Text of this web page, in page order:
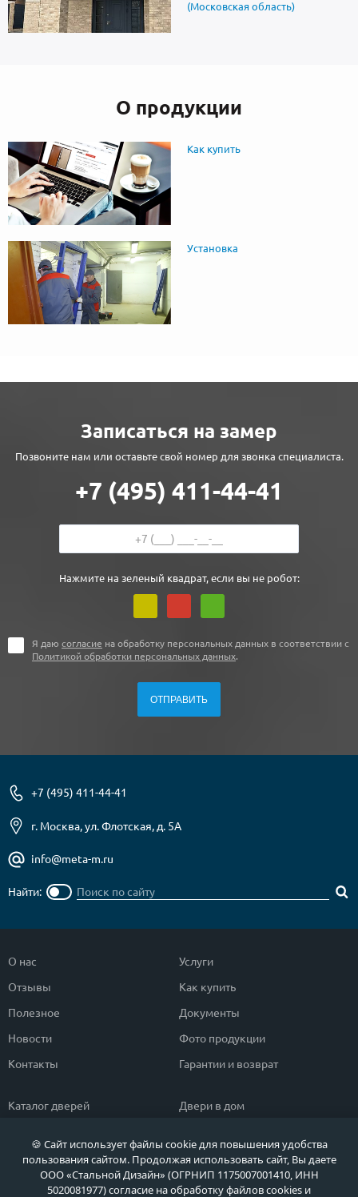
(Московская область)
О продукции
Как купить
Установка
Записаться на замер
Позвоните нам или оставьте свой номер для звонка специалиста.
+7 (495) 411-44-41
Нажмите на зеленый квадрат, если вы не робот:
Я даю согласие на обработку персональных данных в соответствии с
Политикой обработки персональных данных.
+7 (495) 411-44-41
г. Москва, ул. Флотская, д. 5А
info@meta-m.ru
Найти:
О нас
Отзывы
Полезное
Новости
Контакты
Услуги
Как купить
Документы
Фото продукции
Гарантии и возврат
Каталог дверей
Популярные двери
Быстрый подбор двери
Двери в дом
Двери в квартиру
Тамбурные двери
🍪 Сайт использует файлы cookie для повышения удобства
пользования сайтом. Продолжая использовать сайт, Вы даете
ООО «Стальной Дизайн» (ОГРНИП 1175007001410, ИНН
5020081977) согласие на обработку файлов cookies и